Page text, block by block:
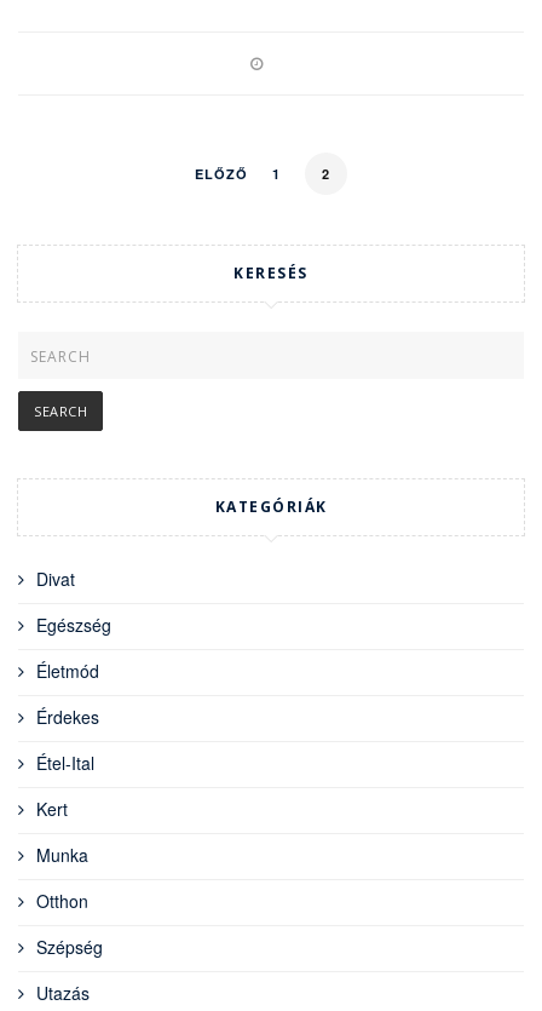
ELŐZŐ 1 2
KERESÉS
KATEGÓRIÁK
Divat
Egészség
Életmód
Érdekes
Étel-Ital
Kert
Munka
Otthon
Szépség
Utazás